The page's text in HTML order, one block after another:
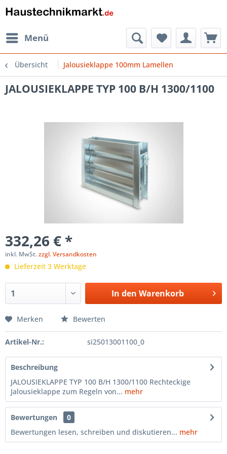
Menü
Übersicht Jalousieklappe 100mm Lamellen
JALOUSIEKLAPPE TYP 100 B/H 1300/1100
332,26 € *
inkl. MwSt.zzgl. Versandkosten
Lieferzeit 3 Werktage
In den Warenkorb
Merken Bewerten
Artikel-Nr.: si25013001100_0
Beschreibung
JALOUSIEKLAPPE TYP 100 B/H 1300/1100 Rechteckige
Jalousieklappe zum Regeln von... mehr
Bewertungen
0
Bewertungen lesen, schreiben und diskutieren... mehr